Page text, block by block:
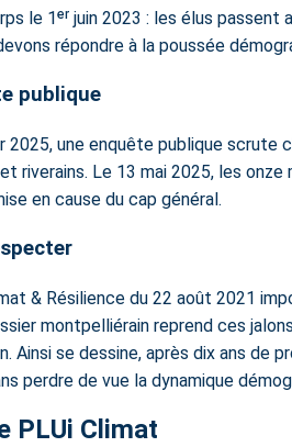
le 1ᵉʳ juin 2023 : les élus
répondre à la poussée
publique
2025, une enquête publique
riverains. Le 13 mai 2025, les
en cause du cap général.
& Résilience du 22 août 2021
montpelliérain reprend ces
Ainsi se dessine, après dix ans
perdre de vue la dynamique
PLUi Climat